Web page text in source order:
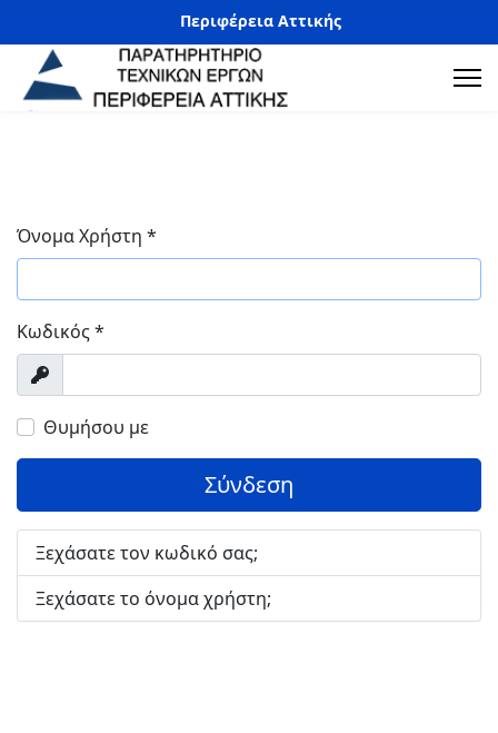
Περιφέρεια Αττικής
Όνομα Χρήστη *
Κωδικός*
Προβολή
Θυμήσου με
Σύνδεση
Ξεχάσατε τον κωδικό σας;
Ξεχάσατε το όνομα χρήστη;